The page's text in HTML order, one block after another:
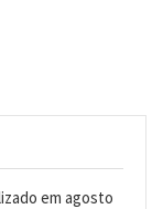
em agosto